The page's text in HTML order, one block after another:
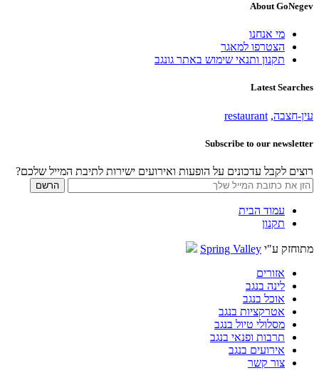
About GoNegev
מי אנחנו
הצטרפו למאגר
תקנון ותנאי שימוש באתר גונגב
Latest Searches
עין-חצבה,
restaurant
Subscribe to our newsletter
רוצים לקבל עדכונים על הופעות ואירועים ישירות לתיבת המייל שלכם?
עמוד הבית
תקנון
מתוחזק ע"י Spring Valley
אזורים
לינה בנגב
אוכל בנגב
אטרקציות בנגב
מסלולי טיול בנגב
תרבות ופנאי בנגב
אירועים בנגב
צור קשר